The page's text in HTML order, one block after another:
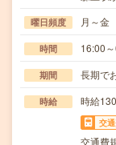
曜日頻度 月～金
時間 16:00
期間 長期で
時給 時給
交
交通費